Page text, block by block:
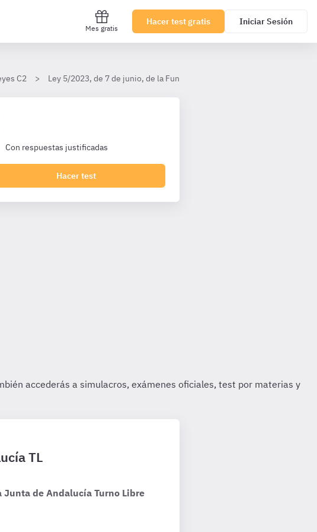
Mes gratis
Hacer test gratis Iniciar Sesión
C2 Ley 5/2023, de 7 de junio, de la Función Pública de Andalucía
Con respuestas justificadas
Hacer test
TL
de Andalucía Turno Libre